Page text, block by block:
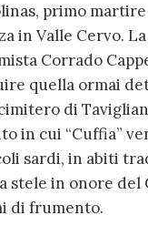
primo
in Valle Cervo.
Corrado
quella ormai
di
in cui “Cuffia”
sardi, in abiti
stele in onore del
di frumento.